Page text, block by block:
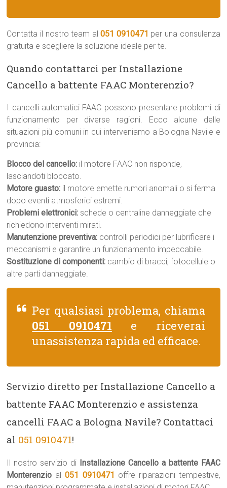
Contatta il nostro team al051 0910471 per una consulenza
gratuita e scegliere la soluzione ideale per te.
Quando contattarci per Installazione
Cancello a battente FAAC Monterenzio?
I cancelli automatici FAAC possono presentare problemi di
funzionamento per diverse ragioni. Ecco alcune delle
situazioni più comuni in cui interveniamo a Bologna Navile e
provincia:
Blocco del cancello: il motore FAAC non risponde,
lasciandoti bloccato.
Motore guasto: il motore emette rumori anomali o si ferma
dopo eventi atmosferici estremi.
Problemi elettronici: schede o centraline danneggiate che
richiedono interventi mirati.
Manutenzione preventiva: controlli periodici per lubrificare i
meccanismi e garantire un funzionamento impeccabile.
Sostituzione di componenti: cambio di bracci, fotocellule o
altre parti danneggiate.
Per qualsiasi problema, chiama
051 0910471 e riceverai
unassistenza rapida ed efficace.
Servizio diretto per Installazione Cancello a
battente FAAC Monterenzio e assistenza
cancelli FAAC a Bologna Navile? Contattaci
al 051 0910471!
Il nostro servizio di Installazione Cancello a battente FAAC
Monterenzio al051 0910471 offre riparazioni tempestive,